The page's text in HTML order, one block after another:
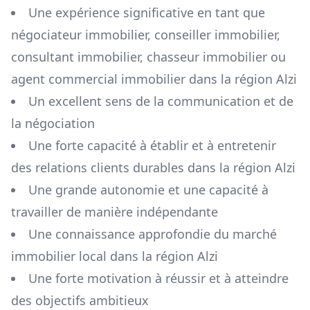
Une expérience significative en tant que
négociateur immobilier, conseiller immobilier,
consultant immobilier, chasseur immobilier ou
agent commercial immobilier dans la région Alzi
Un excellent sens de la communication et de
la négociation
Une forte capacité à établir et à entretenir
des relations clients durables dans la région Alzi
Une grande autonomie et une capacité à
travailler de manière indépendante
Une connaissance approfondie du marché
immobilier local dans la région Alzi
Une forte motivation à réussir et à atteindre
des objectifs ambitieux